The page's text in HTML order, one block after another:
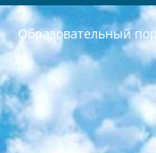
Образовательный
РЕСПУБЛИКА УЗБЕКИСТАН МИНИСТРЕРСТВО ДОШКОЛЬНОГО И ШКОЛЬНОГО ОБРАЗОВАНИЯ КОМАНДА в общеобразовательных учреждениях в 2023-2024 учебном году организация и проведение итоговой государственной аттестации обучающихся о Министра дошкольного и школьного образования Республики Узбекистан от 4 марта 2008 года (постановлением Минюста от 20 марта 2008 года № 1778 государственной регистрации) «Итоговое состояние учащихся общего среднего образования на основании положения об утверждении положения об аттестации общего среднего образования выпускной экзамен студентов в образовательных учреждениях в 2023-2024 учебном году В целях организации и прохождения аттестации приказываю: 1. Следующее: перечень предметов, по которым будет проводиться итоговая государственная аттестация и экзамен формы перевода согласно приложению 1; сертификаты международного образца, оценивающие уровень владения иностранными языками перечень согласно приложению 2; 2. Педагогический при специализированных образовательных учреждениях. научно-практический центр квалификации и международной оценки (Д.Давидова) 2024 г. До 25 марта: задания по предметам, по которым будет проводиться итоговая аттестация разработка и утверждение технических условий; итоговая аттестация на основании разработанного предметного задания разработка вопросов по предметам (устно и письменно), экзамен передача; общеобразовательные средние школы и специальные учебные заведения учащиеся выпускных классов школ и интернатов в агентской системе подготовка базы данных экзаменационных материалов и критериев оценки; перевод базы экзаменационных материалов на все языки обучения подать в Республиканский образовательный центр для изготовления; варианты экзаменов на основе разработанных контрольных материалов пусть будут поставлены задачи формирования. 3. Республиканский образовательный центр (Ш.Худайкулов) до 5 апреля 2024 года. до: база данных предоставленных экзаменационных материалов на все языки обучения перевод и экспертиза; для слепых, слабовидящих, глухих, слабослышащих и умственно отсталых детей учащиеся выпускных классов специализированных школ и школ-интернатов база данных экзаменационных материалов на всех преподаваемых языках подготовка критериев оценки; специализированные школы для умственно отсталых детей и технологии для учащихся выпускных классов школ-интернатов разработка соответствующих рекомендаций и критериев проведения ЕГЭ по естествознанию давать задания. 4. Педагогический при специализированных образовательных учреждениях. Научно-практический центр навыков и международной оценки (Д.Давидова), Республика образовательный центр (Худайкулов Ш.) итоговый государственный аттестационный экзамен ориентирован на творческое и логическое мышление при подготовке базы материалов учитывать введение заданий. 5. Следует отметить, что: сертификат государственного образца о знании общеобразовательного предмета и как минимум национальный уровень B1 по предметам на иностранных языках, указанным в Приложении 2. или международно признанный сертификат эквивалентного уровня студенты, изучающие определенный предмет, освобождаются от экзамена; по соответствующим предметам запланирована итоговая государственная аттестация за день до дня, путем жеребьевки Рабочей группой (в письменной форме по предметам, проводимым в форме) из числа сформированных вариантов выбрано 2 варианта; 2 выбранных варианта экзамена анонсированы на официальном сайте министерства и все выпускники по всей стране на основе этих вариантов проводит итоговую государственную аттестацию. 6. Государственное образование учащихся средних общеобразовательных учреждений. знания в соответствии с квалификационными требованиями, которые необходимо приобрести на основании стандартов итоговый (выпускной) контроль для 9 и 11 классов в целях тестирования Экзамены (далее – экзамены) состоят из предметов, перечисленных в приложении 1. будет сделано. 7. Экзамены пройдут с 26 мая по 15 июня 2024 г. (кроме науки физического воспитания). 8. Физическая для учащихся 9 классов общесредних образовательных учреждений. Экзамены по предмету «Образование, квалификация медицина» 1-6 мая 2024 года. сотрудники перевести под присмотр (с отклонениями в физическом или умственном развитии) специализированная школа для детей, школы-интернаты и со сколиозом школы-интернаты санаторного типа для больных детей исключены). 9. Он был слепым,